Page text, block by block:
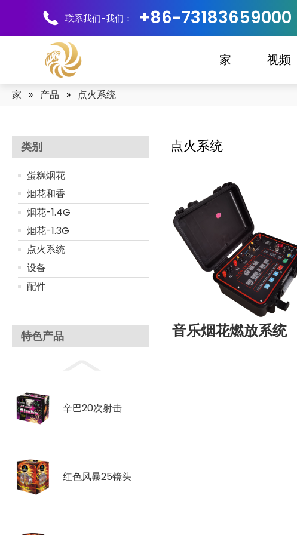
联系我们-我们： +86-73183659000
家 视频
家 » 产品 » 点火系统
类别
蛋糕烟花
烟花和香
烟花-1.4G
烟花-1.3G
点火系统
设备
配件
特色产品
辛巴20次射击
红色风暴25镜头
点火系统
音乐烟花燃放系统